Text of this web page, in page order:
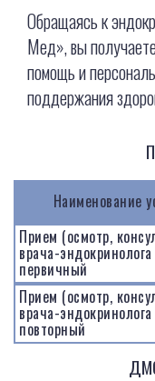
Обращаясь к
Мед», вы
помощь и
поддержания
Наименование
Прием (осмотр,
врача-эндокринолога
первичный
Прием (осмотр,
врача-эндокринолога
повторный